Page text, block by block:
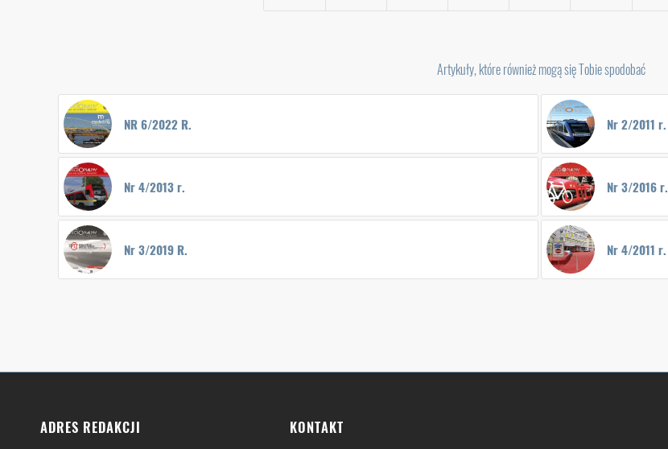
Artykuły, które również mogą się Tobie spodobać
NR 6/2022 R. Nr 2/2011 r.
Nr 4/2013 r. Nr 3/2016 r.
Nr 3/2019 R. Nr 4/2011 r.
ADRES REDAKCJI KONTAKT